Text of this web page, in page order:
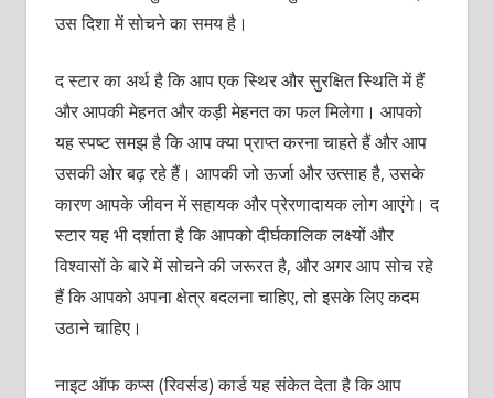
उस दिशा में सोचने का समय है।
द स्टार का अर्थ है कि आप एक स्थिर और सुरक्षित स्थिति में हैं
और आपकी मेहनत और कड़ी मेहनत का फल मिलेगा। आपको
यह स्पष्ट समझ है कि आप क्या प्राप्त करना चाहते हैं और आप
उसकी ओर बढ़ रहे हैं। आपकी जो ऊर्जा और उत्साह है, उसके
कारण आपके जीवन में सहायक और प्रेरणादायक लोग आएंगे। द
स्टार यह भी दर्शाता है कि आपको दीर्घकालिक लक्ष्यों और
विश्वासों के बारे में सोचने की जरूरत है, और अगर आप सोच रहे
हैं कि आपको अपना क्षेत्र बदलना चाहिए, तो इसके लिए कदम
उठाने चाहिए।
नाइट ऑफ कप्स (रिवर्सड) कार्ड यह संकेत देता है कि आप